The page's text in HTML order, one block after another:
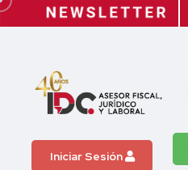
Iniciar Sesión